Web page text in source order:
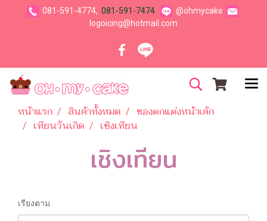
081-591-4774, 081-591-7474
@ohmycake
logoicing@hotmail.com
หน้าแรก สินค้าทั้งหมด
ของตกแต่งหน้าเค้ก
เทียนวันเกิด
เชิงเทียน
เชิงเทียน
เรียงตาม